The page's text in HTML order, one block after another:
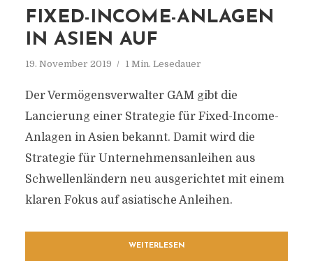
FIXED-INCOME-ANLAGEN
IN ASIEN AUF
19. November 2019 1 Min. Lesedauer
Der Vermögensverwalter GAM gibt die
Lancierung einer Strategie für Fixed-Income-
Anlagen in Asien bekannt. Damit wird die
Strategie für Unternehmensanleihen aus
Schwellenländern neu ausgerichtet mit einem
klaren Fokus auf asiatische Anleihen.
WEITERLESEN